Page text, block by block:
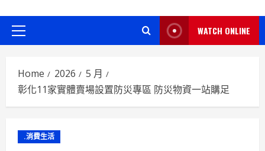
Primary
WATCH ONLINE
Home 2026
5 月
彰化11家實體賣場設置防災專區 防災物資一站購足
.消費生活